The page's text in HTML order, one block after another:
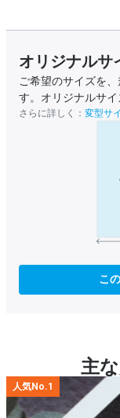
オリジナルサ
ご希望のサイズを
す。オリジナルサイ
さらに詳しく： 変型サ
こ
主
人気No.1